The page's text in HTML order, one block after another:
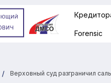
Forensic
Верховный суд разграничил